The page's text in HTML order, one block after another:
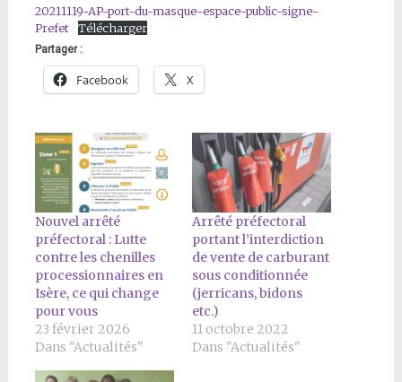
20211119-AP-port-du-masque-espace-public-signe-
Prefet
Télécharger
Partager :
Facebook X
Nouvel arrêté
préfectoral : Lutte
contre les chenilles
processionnaires en
Isère, ce qui change
pour vous
23 février 2026
Dans "Actualités"
Arrêté préfectoral
portant l’interdiction
de vente de carburant
sous conditionnée
(jerricans, bidons
etc.)
11 octobre 2022
Dans "Actualités"